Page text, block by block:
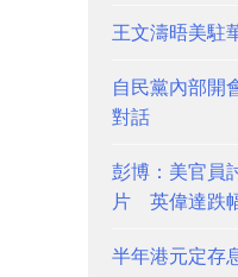
王文濤晤美駐
自民黨內部開
對話
彭博：美官員
片 英偉達跌
半年港元定存